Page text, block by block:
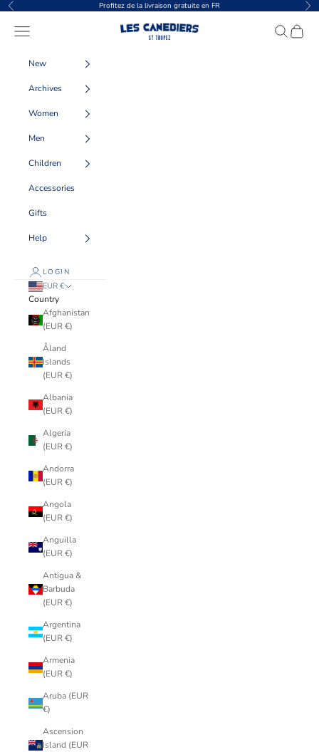
Skip to content
Previous Profitez de la livraison gratuite en FR
Les Canebiers
Navigation menu SearchCart
New
Archives
Women
Men
Children
Accessories
Gifts
Help
LOGIN
EUR €
Country
Afghanistan
(EUR €)
Åland
Islands
(EUR €)
Albania
(EUR €)
Algeria
(EUR €)
Andorra
(EUR €)
Angola
(EUR €)
Anguilla
(EUR €)
Antigua &
Barbuda
(EUR €)
Argentina
(EUR €)
Armenia
(EUR €)
Aruba (EUR
€)
Ascension
Island (EUR